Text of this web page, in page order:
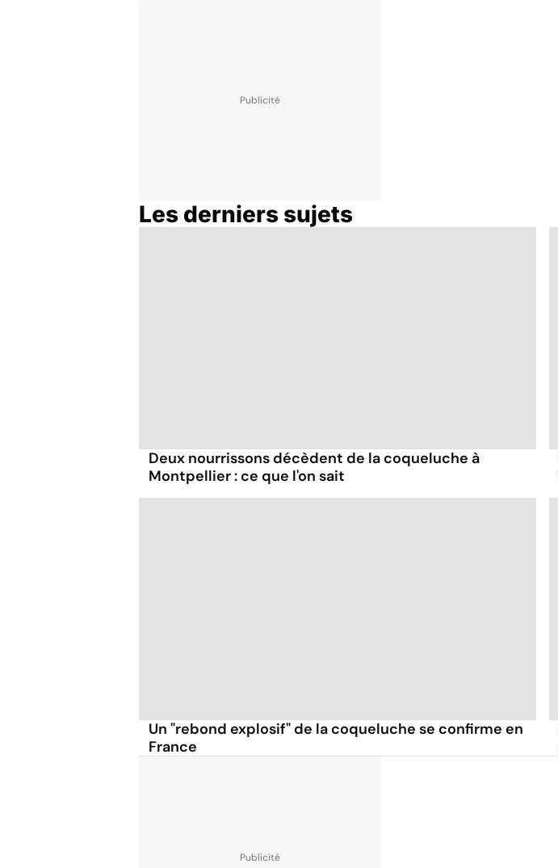
Les derniers sujets
Deux nourrissons décèdent de la coqueluche à
Montpellier : ce que l'on sait
Un "rebond explosif" de la coqueluche se confirme en
France